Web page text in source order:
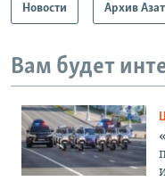
Новости Архив
Вам будет